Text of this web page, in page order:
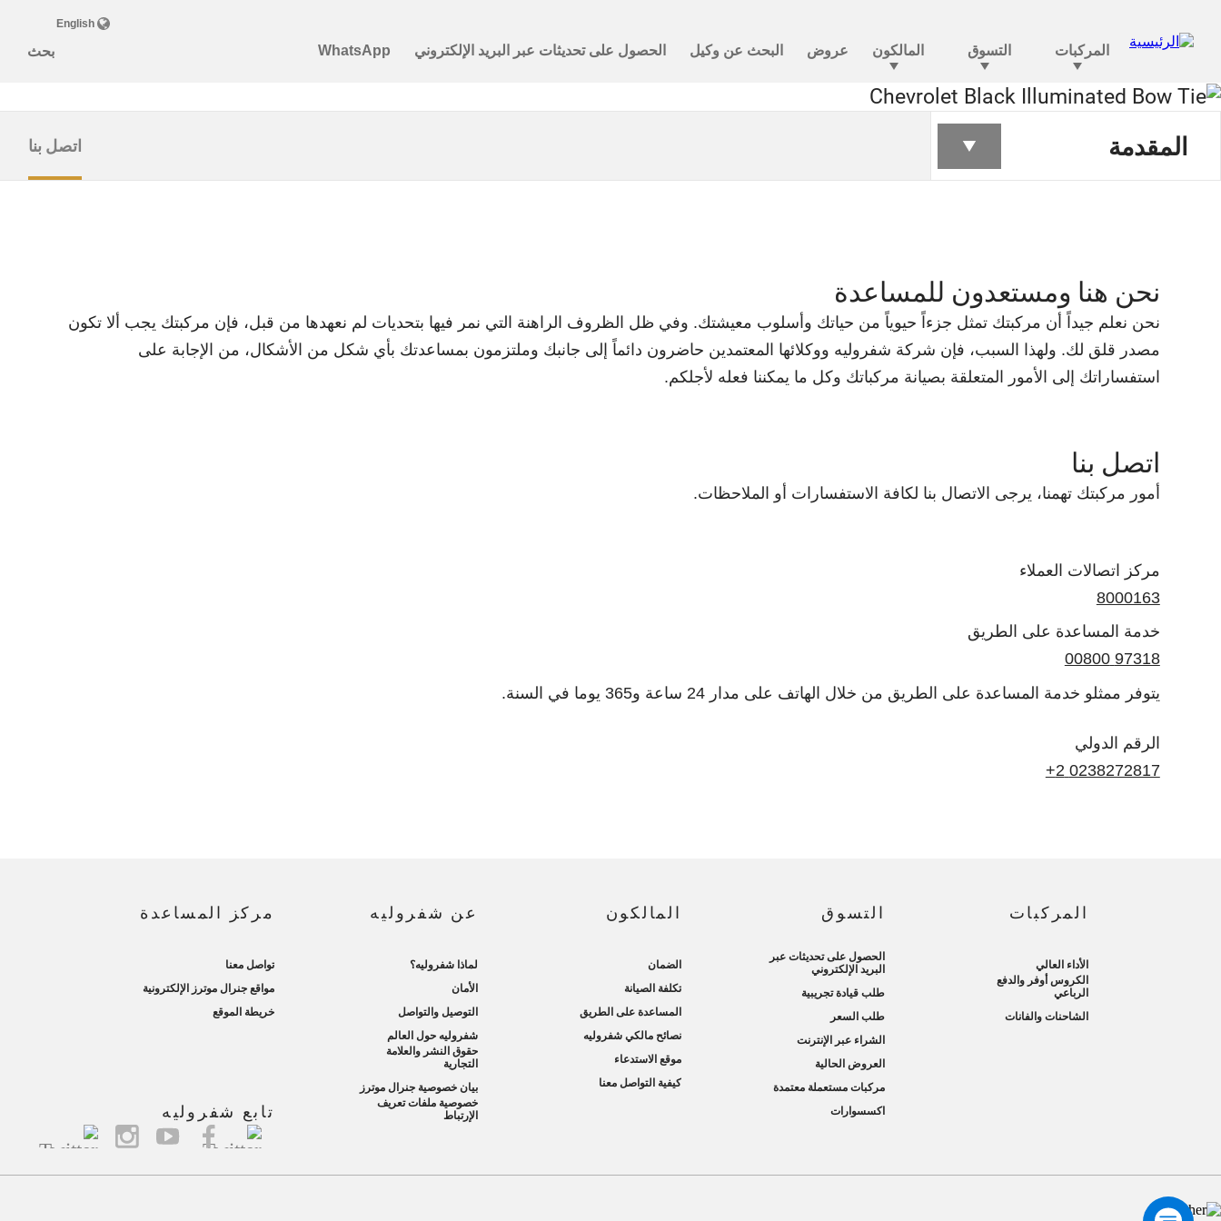
شفروليه تهتم
المقدمة اتصل بنا
نحن هنا ومستعدون للمساعدة
نحن نعلم جيداً أن مركبتك تمثل جزءاً حيوياً من حياتك وأسلوب معيشتك. وفي ظل الظروف الراهنة التي نمر فيها بتحديات لم نعهدها من قبل، فإن مركبتك يجب ألا تكون
مصدر قلق لك. ولهذا السبب، فإن شركة شفروليه ووكلائها المعتمدين حاضرون دائماً إلى جانبك وملتزمون بمساعدتك بأي شكل من الأشكال، من الإجابة على
استفساراتك إلى الأمور المتعلقة بصيانة مركباتك وكل ما يمكننا فعله لأجلكم.
اتصل بنا
أمور مركبتك تهمنا، يرجى الاتصال بنا لكافة الاستفسارات أو الملاحظات.
مركز اتصالات العملاء
8000163
خدمة المساعدة على الطريق
97318 00800
يتوفر ممثلو خدمة المساعدة على الطريق من خلال الهاتف على مدار 24 ساعة و365 يوما في السنة.
الرقم الدولي
0238272817 2+